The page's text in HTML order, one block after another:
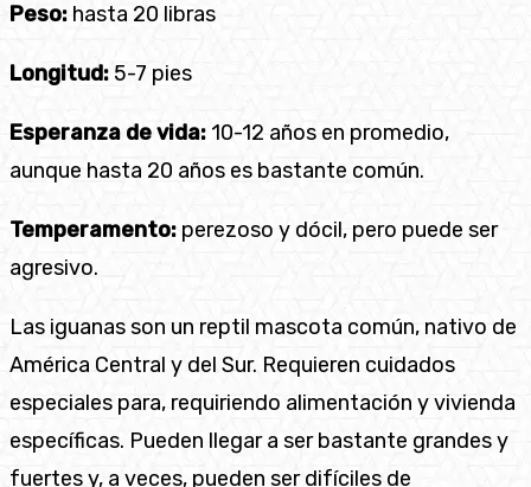
Peso: hasta 20 libras
Longitud: 5-7 pies
Esperanza de vida: 10-12 años en promedio,
aunque hasta 20 años es bastante común.
Temperamento: perezoso y dócil, pero puede ser
agresivo.
Las iguanas son un reptil mascota común, nativo de
América Central y del Sur. Requieren cuidados
especiales para, requiriendo alimentación y vivienda
específicas. Pueden llegar a ser bastante grandes y
fuertes y, a veces, pueden ser difíciles de